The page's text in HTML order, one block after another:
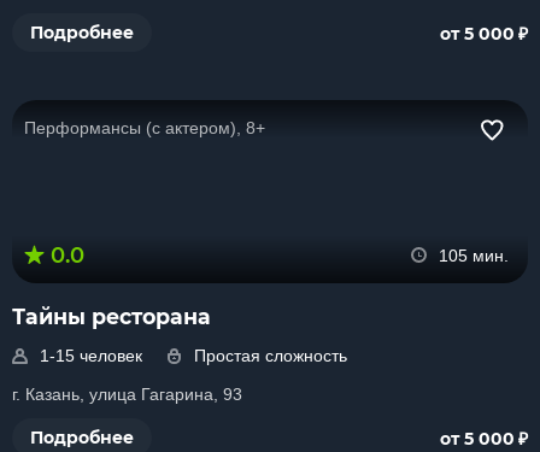
Подробнее от 5 000 ₽
Перформансы (с актером), 8+
0.0 105 мин.
Тайны ресторана
1-15 человек
Простая сложность
г. Казань, улица Гагарина, 93
Подробнее от 5 000 ₽